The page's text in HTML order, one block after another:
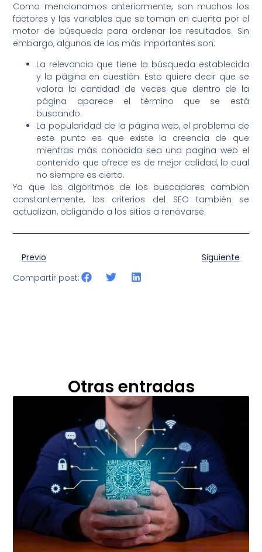
Como mencionamos anteriormente, son muchos los
factores y las variables que se toman en cuenta por el
motor de búsqueda para ordenar los resultados. Sin
embargo, algunos de los más importantes son:
La relevancia que tiene la búsqueda establecida
y la página en cuestión. Esto quiere decir que se
valora la cantidad de veces que dentro de la
página aparece el término que se está
buscando.
La popularidad de la página web, el problema de
este punto es que existe la creencia de que
mientras más conocida sea una pagina web el
contenido que ofrece es de mejor calidad, lo cual
no siempre es cierto.
Ya que los algoritmos de los buscadores cambian
constantemente, los criterios del SEO también se
actualizan, obligando a los sitios a renovarse.
Previo
Siguiente
Compartir post:
Otras entradas